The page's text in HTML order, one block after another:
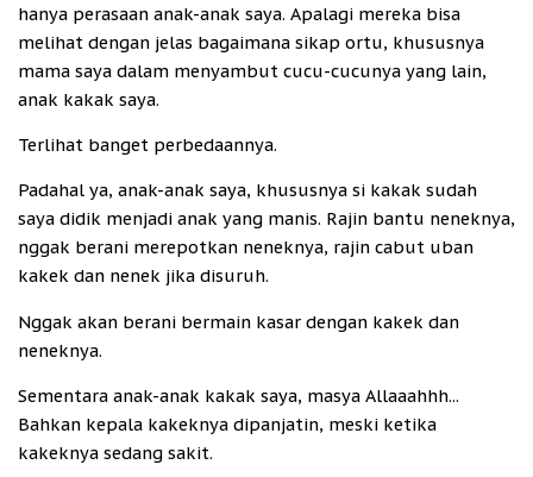
hanya perasaan anak-anak saya. Apalagi mereka bisa
melihat dengan jelas bagaimana sikap ortu, khususnya
mama saya dalam menyambut cucu-cucunya yang lain,
anak kakak saya.
Terlihat banget perbedaannya.
Padahal ya, anak-anak saya, khususnya si kakak sudah
saya didik menjadi anak yang manis. Rajin bantu neneknya,
nggak berani merepotkan neneknya, rajin cabut uban
kakek dan nenek jika disuruh.
Nggak akan berani bermain kasar dengan kakek dan
neneknya.
Sementara anak-anak kakak saya, masya Allaaahhh...
Bahkan kepala kakeknya dipanjatin, meski ketika
kakeknya sedang sakit.